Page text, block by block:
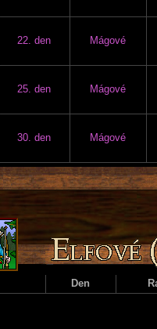
22. den Mágové
25. den Mágové
30. den Mágové
Den